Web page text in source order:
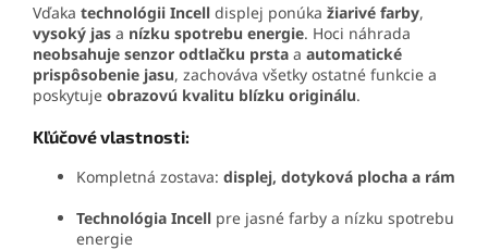
Vďaka technológii Incell displej ponúka žiarivé farby,
vysoký jas a nízku spotrebu energie. Hoci náhrada
neobsahuje senzor odtlačku prsta a automatické
prispôsobenie jasu, zachováva všetky ostatné funkcie a
poskytuje obrazovú kvalitu blízku originálu.
Kľúčové vlastnosti:
Kompletná zostava: displej, dotyková plocha a rám
Technológia Incell pre jasné farby a nízku spotrebu
energie